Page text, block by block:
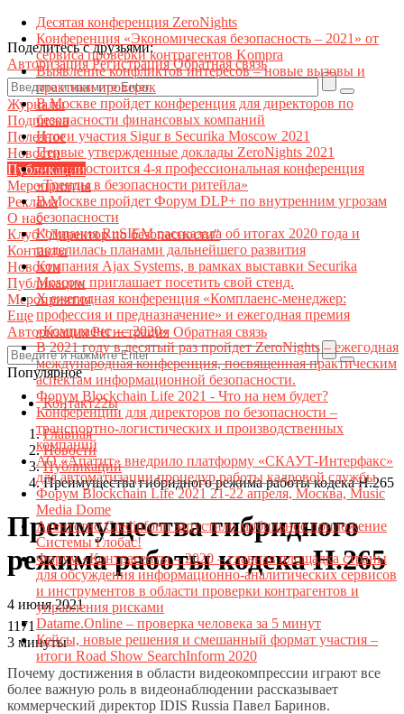
Поделитесь с друзьями:
АвторизацияРегистрацияОбратная связь
Журналы
Подписка
Полезное
Новости
Публикации
Мероприятия
Реклама
О нас
Клуб "Директор по безопасности"
Контакты
Новости
Публикации
Мероприятия
Еще
АвторизацияРегистрация Обратная связь
Популярное
Десятая конференция ZeroNights
Конференция «Экономическая безопасность – 2021» от
сервиса проверки контрагентов Kompra
Выявление конфликтов интересов – новые вызовы и
практики проверок
В Москве пройдет конференция для директоров по
безопасности финансовых компаний
Итоги участия Sigur в Securika Moscow 2021
Первые утвержденные доклады ZeroNights 2021
27 мая состоится 4-я профессиональная конференция
«Тренды в безопасности ритейла»
В Москве пройдет Форум DLP+ по внутренним угрозам
безопасности
Компания RuSIEM рассказала об итогах 2020 года и
поделилась планами дальнейшего развития
Компания Ajax Systems, в рамках выставки Securika
Moscow приглашает посетить свой стенд.
X ежегодная конференция «Комплаенс-менеджер:
профессия и предназначение» и ежегодная премия
«Комплаенс — 2020»
В 2021 году в десятый раз пройдет ZeroNights – ежегодная
международная конференция, посвященная практическим
аспектам информационной безопасности.
Форум Blockchain Life 2021 - Что на нем будет?
Конференции для директоров по безопасности –
транспортно-логистических и производственных
компаний
АО «Апатит» внедрило платформу «СКАУТ-Интерфакс»
для автоматизации процедур работы кадровой службы
Форум Blockchain Life 2021 21-22 апреля, Москва, Music
Media Dome
Агентство Credinform запустило мобильное приложение
Системы Глобас!
Форум «Контрагенты – 2020 – главная площадка страны
для обсуждения информационно-аналитических сервисов
и инструментов в области проверки контрагентов и
управления рисками
Datame.Online – проверка человека за 5 минут
Кейсы, новые решения и смешанный формат участия –
итоги Road Show SearchInform 2020
Контакт22ы
Главная
Новости
Публикации
Преимущества гибридного режима работы кодека H.265
Преимущества гибридного
режима работы кодека H.265
4 июня 2021
1171
3 минуты
Почему достижения в области видеокомпрессии играют все
более важную роль в видеонаблюдении рассказывает
коммерческий директор IDIS Russia Павел Баринов.